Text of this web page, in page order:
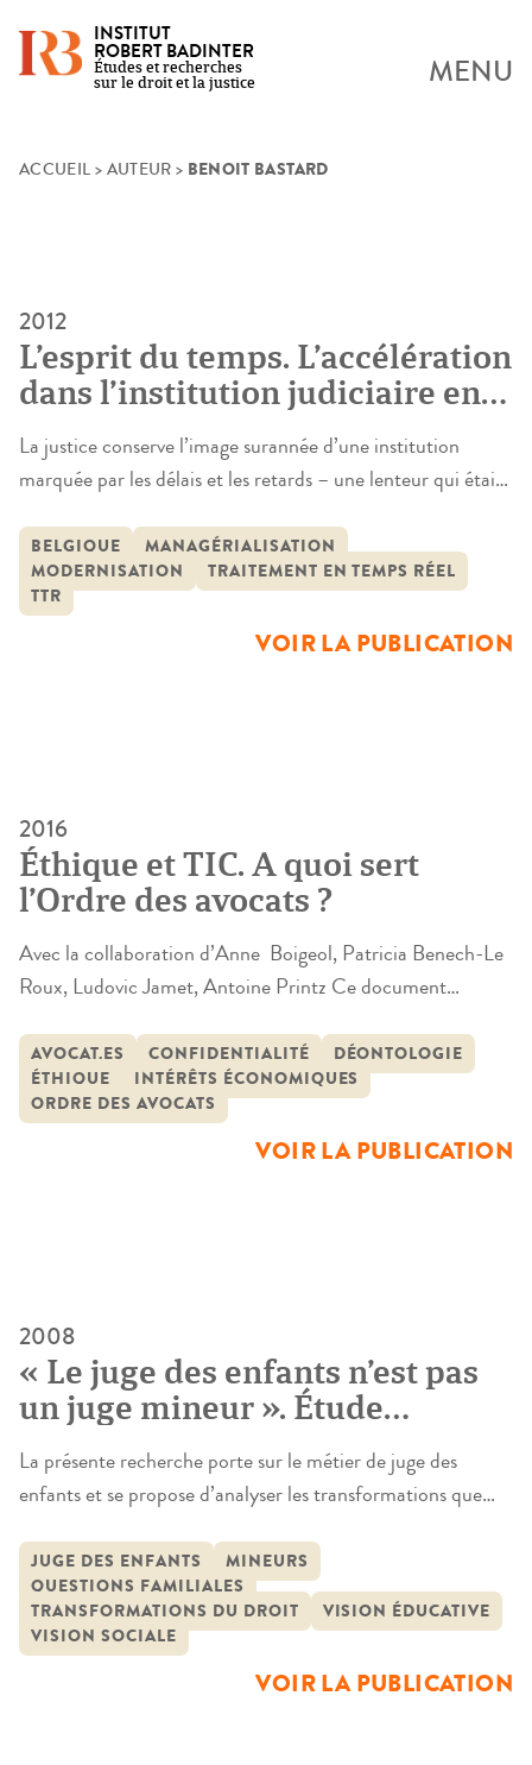
Skip
INSTITUT
ROBERT BADINTER
Études et recherches
sur le droit et la justice
MENU
ACCUEIL > AUTEUR > BENOIT BASTARD
2012
L’esprit du temps. L’accélération
dans l’institution judiciaire en
France et en Belgique
La justice conserve l’image surannée d’une institution
marquée par les délais et les retards – une lenteur qui était
par rapport aux événements qui se trouvent à l’origine du
processus judiciaire et par le temps nécessaire à la
maturation des décisions. En pratique, la notion de […]
BELGIQUE
MANAGÉRIALISATION
MODERNISATION
TRAITEMENT EN TEMPS RÉEL
TTR
VOIR LA PUBLICATION
2016
Éthique et TIC. A quoi sert
l’Ordre des avocats ?
Avec la collaboration d’Anne Boigeol, Patricia Benech-Le
Roux, Ludovic Jamet, Antoine Printz Ce document
régulation de la profession d’avocat et le rôle de l’Ordre
professionnel. Alors que la profession a connu des
mutations considérables en quelques décennies –
l’explosion du nombre de ses membres, l’intégration de
AVOCAT.ES CONFIDENTIALITÉ
DÉONTOLOGIE
ÉTHIQUE
INTÉRÊTS ÉCONOMIQUES
ORDRE DES AVOCATS
VOIR LA PUBLICATION
2008
« Le juge des enfants n’est pas
un juge mineur ». Étude
sociologique d’un groupe
professionnel sous tension
La présente recherche porte sur le métier de juge des
enfants et se propose d’analyser les transformations que
profonds du contexte social et institutionnel dans lequel
s’inscrit l’action de ce magistrat. Depuis les années 50, le
juge des enfants a constitué une figure à part dans le
paysage judiciaire […]
JUGE DES ENFANTS
MINEURS
QUESTIONS FAMILIALES
TRANSFORMATIONS DU DROIT
VISION ÉDUCATIVE
VISION SOCIALE
VOIR LA PUBLICATION